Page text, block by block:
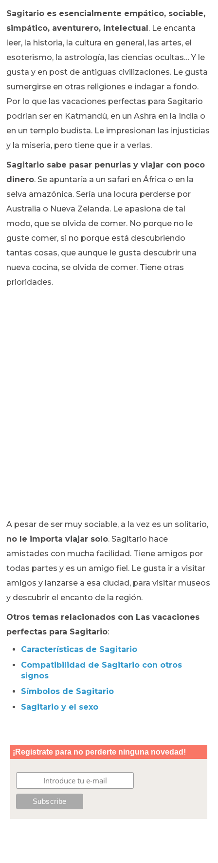
Sagitario es esencialmente empático, sociable,
simpático, aventurero, intelectual . Le encanta
leer, la historia, la cultura en general, las artes, el
esoterismo, la astrología, las ciencias ocultas… Y le
gusta y en post de antiguas civilizaciones. Le gusta
sumergirse en otras religiones e indagar a fondo.
Por lo que las vacaciones perfectas para Sagitario
podrían ser en Katmandú, en un Ashra en la India o
en un templo budista. Le impresionan las injusticias
y la miseria, pero tiene que ir a verlas.
Sagitario sabe pasar penurias y viajar con poco
dinero. Se apuntaría a un safari en África o en la
selva amazónica. Sería una locura perderse por
Australia o Nueva Zelanda. Le apasiona de tal
modo, que se olvida de comer. No porque no le
guste comer, si no porque está descubriendo
tantas cosas, que aunque le gusta descubrir una
nueva cocina, se olvida de comer. Tiene otras
prioridades.
A pesar de ser muy sociable, a la vez es un solitario,
no le importa viajar solo. Sagitario hace
amistades con mucha facilidad. Tiene amigos por
todas partes y es un amigo fiel. Le gusta ir a visitar
amigos y lanzarse a esa ciudad, para visitar museos
y descubrir el encanto de la región.
Otros temas relacionados con Las vacaciones
perfectas para Sagitario:
Características de Sagitario
Compatibilidad de Sagitario con otros
signos
Símbolos de Sagitario
Sagitario y el sexo